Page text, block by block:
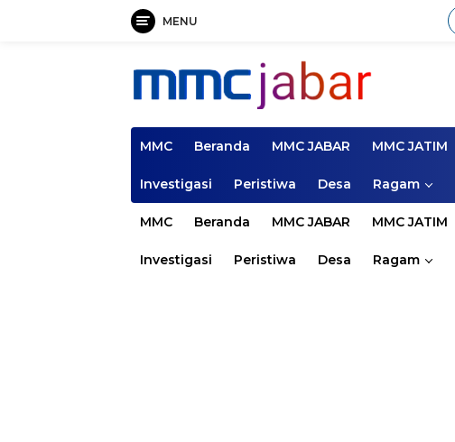
MENU
MMC Beranda MMC JABAR MMC JATIM
Investigasi Peristiwa Desa Ragam
MMC Beranda MMC JABAR MMC JATIM
Investigasi Peristiwa Desa Ragam